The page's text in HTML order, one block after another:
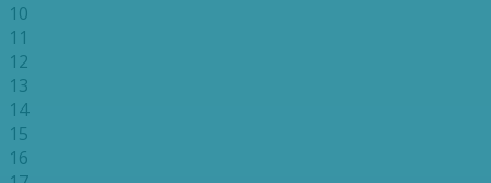
10
11
12
13
14
15
16